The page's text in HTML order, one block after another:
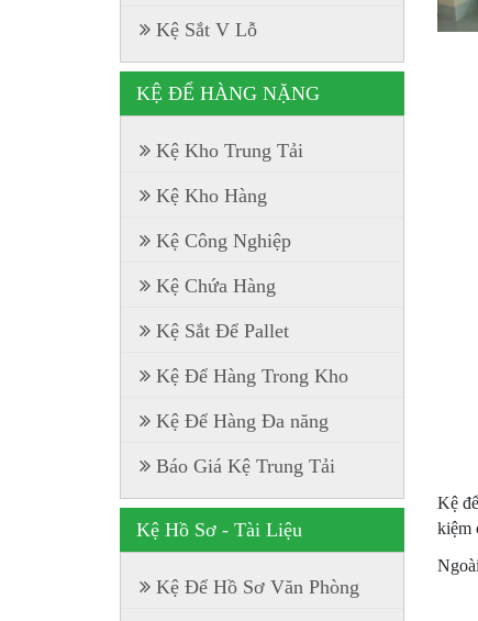
Kệ
kiệm
Kệ Sắt V Lỗ
KỆ ĐỂ HÀNG NẶNG
Kệ Kho Trung Tải
Kệ Kho Hàng
Kệ Công Nghiệp
Kệ Chứa Hàng
Kệ Sắt Để Pallet
Kệ Để Hàng Trong Kho
Kệ Để Hàng Đa năng
Báo Giá Kệ Trung Tải
Kệ Hồ Sơ - Tài Liệu
Kệ Để Hồ Sơ Văn Phòng